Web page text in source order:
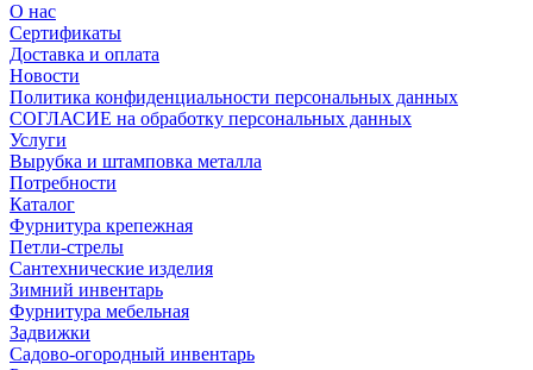
О нас
Сертификаты
Доставка и оплата
Новости
Политика конфиденциальности персональных данных
СОГЛАСИЕ на обработку персональных данных
Услуги
Вырубка и штамповка металла
Потребности
Каталог
Фурнитура крепежная
Петли-стрелы
Сантехнические изделия
Зимний инвентарь
Фурнитура мебельная
Задвижки
Садово-огородный инвентарь